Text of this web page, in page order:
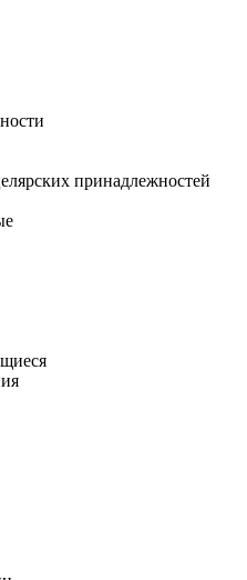
принадлежностей